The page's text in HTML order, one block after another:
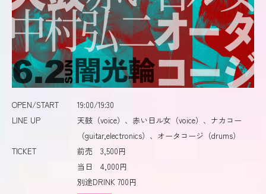
OPEN/START
19:00/19:30
LINE UP
天鼓（voice）、赤い日ル女（voice）、ナカコー
（guitar,electronics）、オータコージ（drums）
TICKET
前売 3,500円
当日 4,000円
別途DRINK 700円